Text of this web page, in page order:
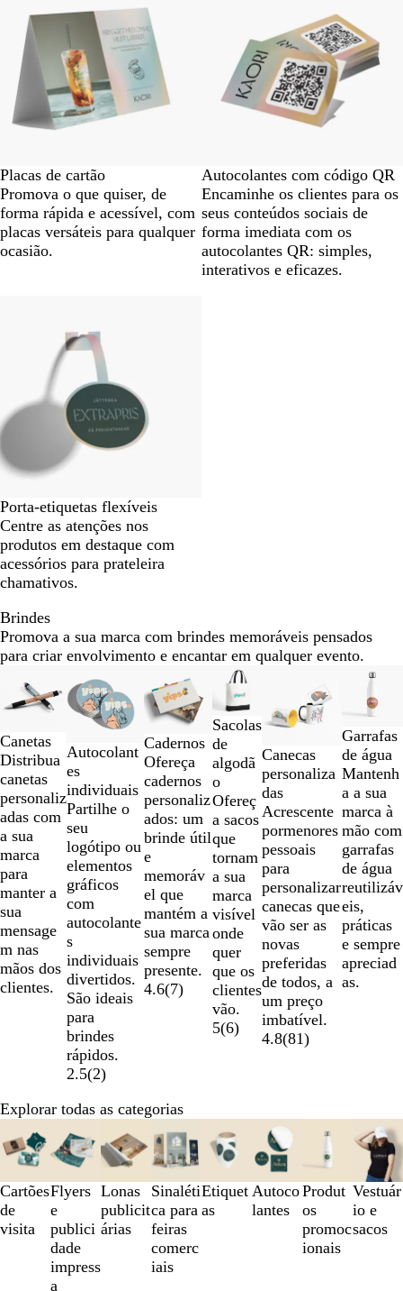
Placas de cartão
Promova o que quiser, de
forma rápida e acessível, com
placas versáteis para qualquer
ocasião.
Autocolantes com código QR
Encaminhe os clientes para os
seus conteúdos sociais de
forma imediata com os
autocolantes QR: simples,
interativos e eficazes.
Porta-etiquetas flexíveis
Centre as atenções nos
produtos em destaque com
acessórios para prateleira
chamativos.
Brindes
Promova a sua marca com brindes memoráveis pensados
para criar envolvimento e encantar em qualquer evento.
Canetas
Distribua
canetas
personaliz
adas com
a sua
marca
para
manter a
sua
mensage
m nas
mãos dos
clientes.
Novas opções
Autocolant
es
individuais
Partilhe o
seu
logótipo ou
elementos
gráficos
com
autocolante
s
individuais
divertidos.
São ideais
para
brindes
rápidos.
2.5(2)
Cadernos
Ofereça
cadernos
personaliz
ados: um
brinde útil
e
memoráv
el que
mantém a
sua marca
sempre
presente.
4.6(7)
Novas opções
Sacolas
de
algodã
o
Ofereç
a sacos
que
tornam
a sua
marca
visível
onde
quer
que os
clientes
vão.
5(6)
Canecas
personaliza
das
Acrescente
pormenores
pessoais
para
personalizar
canecas que
vão ser as
novas
preferidas
de todos, a
um preço
imbatível.
4.8(81)
C
r
o
m
a
d
o
/
p
r
e
t
o
C
r
o
m
a
d
o
/
b
r
a
n
c
o
C
r
o
m
a
d
o
/
c
r
o
m
a
d
Garrafas
de água
Mantenh
a a sua
marca à
mão com
garrafas
de água
reutilizáv
eis,
práticas
e sempre
apreciad
as.
a
de
6
Explorar todas as categorias
Cartões
de
visita
Flyers
e
publici
dade
impress
a
Lonas
publicit
árias
Sinaléti
ca para
feiras
comerc
iais
Etiquet
as
Autoco
lantes
Produt
os
promoc
ionais
Vestuár
io e
sacos
1
3
de
8